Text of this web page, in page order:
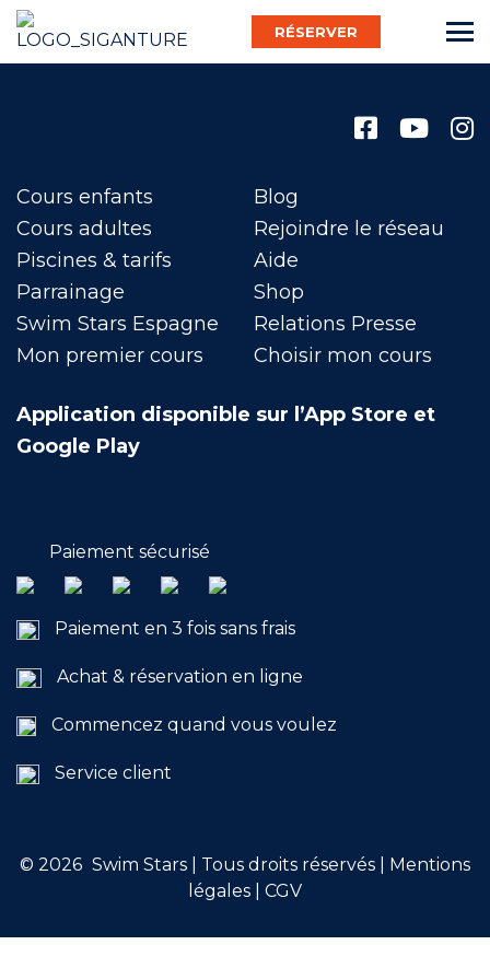
RÉSERVER
Bébé Nageur
Enfant
Engagements
RÉSERVER
Blog
Cours enfants
Cours adultes
Piscines & tarifs
Parrainage
Swim Stars Espagne
Mon premier cours
Blog
Rejoindre le réseau
Aide
Shop
Relations Presse
Choisir mon cours
Application disponible sur l’App Store et
Google Play
Paiement sécurisé
Paiement en 3 fois sans frais
Achat & réservation en ligne
Commencez quand vous voulez
Service client
© 2026 Swim Stars | Tous droits réservés |
Mentions
légales
CGV